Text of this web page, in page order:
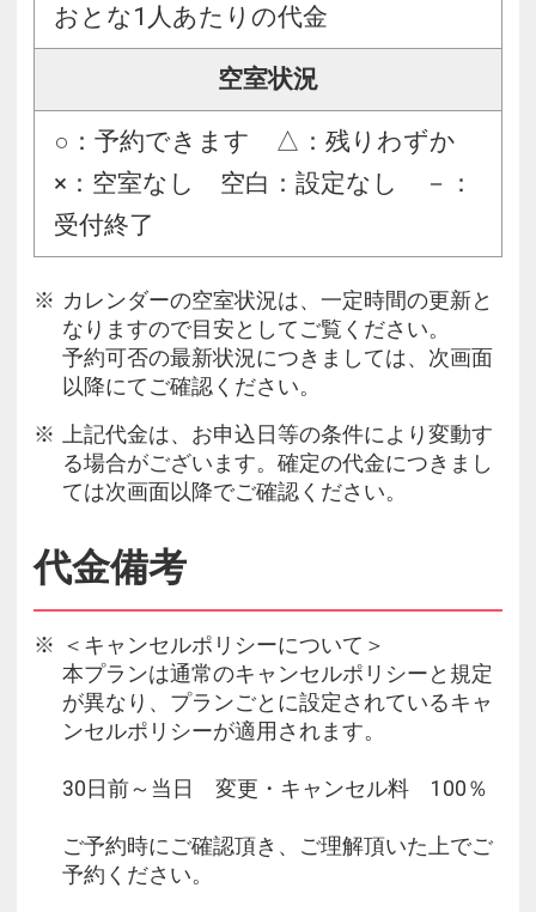
おとな1人あたりの代金
空室状況
○：予約できます △：残りわずか
×：空室なし 空白：設定なし －：
受付終了
カレンダーの空室状況は、一定時間の更新と
なりますので目安としてご覧ください。
予約可否の最新状況につきましては、次画面
以降にてご確認ください。
上記代金は、お申込日等の条件により変動す
る場合がございます。確定の代金につきまし
ては次画面以降でご確認ください。
代金備考
＜キャンセルポリシーについて＞
本プランは通常のキャンセルポリシーと規定
が異なり、プランごとに設定されているキャ
ンセルポリシーが適用されます。
30日前～当日 変更・キャンセル料 100％
ご予約時にご確認頂き、ご理解頂いた上でご
予約ください。